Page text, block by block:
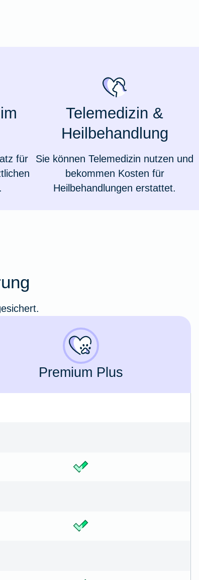
Weil du wichtig bist
für
Telemedizin &
Heilbehandlung
Sie können Telemedizin nutzen und
bekommen Kosten für
Heilbehandlungen erstattet.
Premium Plus